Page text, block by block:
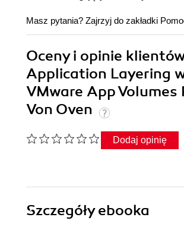
Masz pytania? Zajrzyj do zakładki
Oceny i opinie
Application Layering
VMware App Volumes
Von Oven
Dodaj opinię
Szczegółyebooka